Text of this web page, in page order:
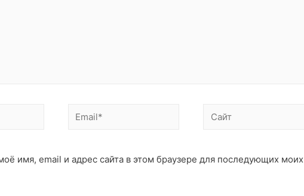
имя, email и адрес сайта в этом браузере для последующих моих